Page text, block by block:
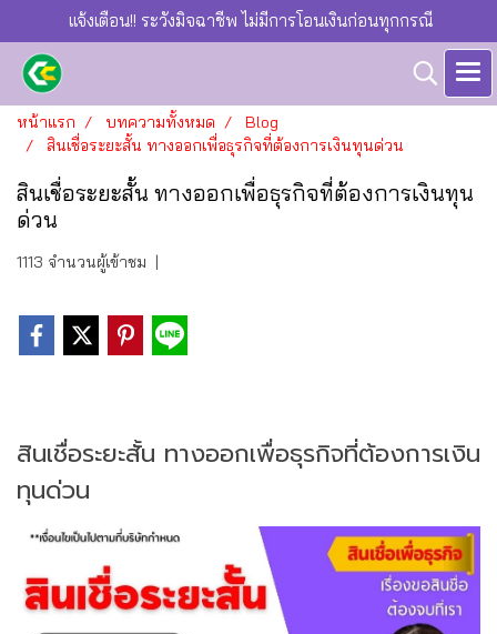
แจ้งเตือน!! ระวังมิจฉาชีพ ไม่มีการโอนเงินก่อนทุกกรณี
หน้าแรก บทความทั้งหมด
Blog
สินเชื่อระยะสั้น ทางออกเพื่อธุรกิจที่ต้องการเงินทุนด่วน
สินเชื่อระยะสั้น ทางออกเพื่อธุรกิจที่ต้องการเงินทุน
ด่วน
1113 จำนวนผู้เข้าชม |
สินเชื่อระยะสั้น ทางออกเพื่อธุรกิจที่ต้องการเงิน
ทุนด่วน